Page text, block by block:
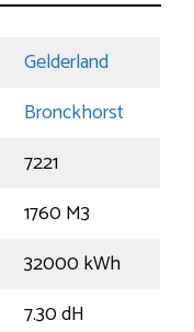
Gelderland
Bronckhorst
7221
1760 M3
32000 kWh
7.30 dH